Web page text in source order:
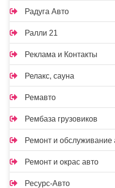
Радуга Авто
Ралли 21
Реклама и Контакты
Релакс, сауна
Ремавто
Рембаза грузовиков
Ремонт и обслуживание
Ремонт и окрас авто
Ресурс-Авто